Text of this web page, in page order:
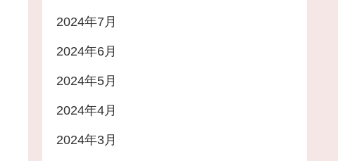
2024年7月
2024年6月
2024年5月
2024年4月
2024年3月